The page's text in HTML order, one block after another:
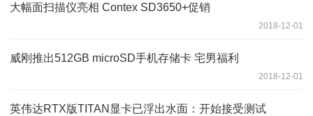
大幅面扫描仪亮相 Contex SD3650+促销
2018-12-01
威刚推出512GB microSD手机存储卡 宅男福利
2018-12-01
英伟达RTX版TITAN显卡已浮出水面：开始接受测试